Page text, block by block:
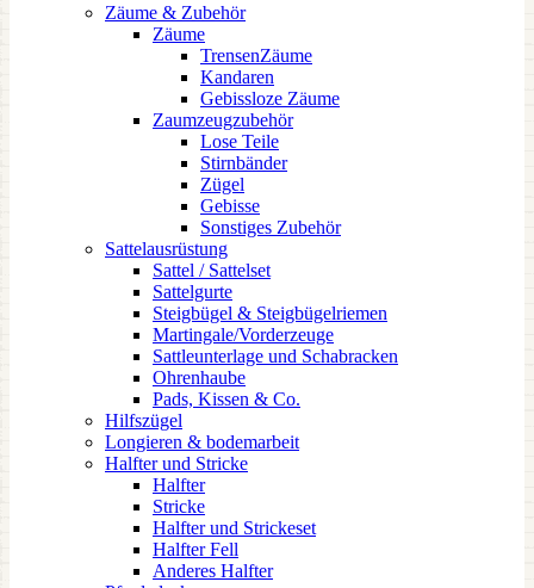
Zäume & Zubehör
Zäume
TrensenZäume
Kandaren
Gebissloze Zäume
Zaumzeugzubehör
Lose Teile
Stirnbänder
Zügel
Gebisse
Sonstiges Zubehör
Sattelausrüstung
Sattel / Sattelset
Sattelgurte
Steigbügel & Steigbügelriemen
Martingale/Vorderzeuge
Sattleunterlage und Schabracken
Ohrenhaube
Pads, Kissen & Co.
Hilfszügel
Longieren & bodemarbeit
Halfter und Stricke
Halfter
Stricke
Halfter und Strickeset
Halfter Fell
Anderes Halfter